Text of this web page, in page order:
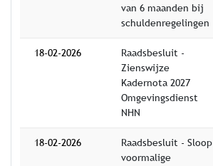
van 6 maanden bij
schuldenregelingen
18-02-2026
Raadsbesluit -
Zienswijze
Kadernota 2027
Omgevingsdienst
NHN
18-02-2026
Raadsbesluit - Sloop
voormalige